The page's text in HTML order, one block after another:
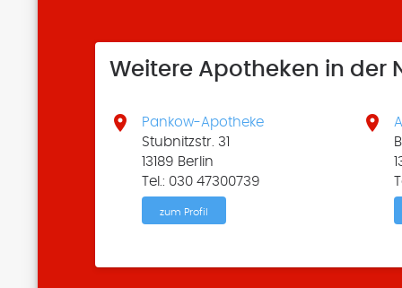
Weitere Apotheken in der

Pankow-Apotheke
Stubnitzstr. 31
13189 Berlin
Tel.: 030 47300739
zum Profil
